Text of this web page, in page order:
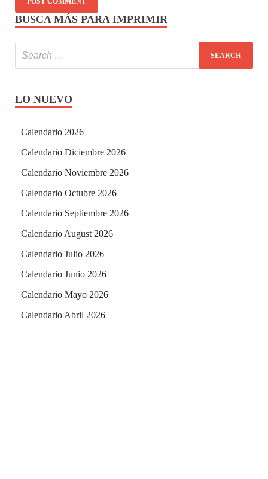
BUSCA MÁS PARA IMPRIMIR
LO NUEVO
Calendario 2026
Calendario Diciembre 2026
Calendario Noviembre 2026
Calendario Octubre 2026
Calendario Septiembre 2026
Calendario August 2026
Calendario Julio 2026
Calendario Junio 2026
Calendario Mayo 2026
Calendario Abril 2026